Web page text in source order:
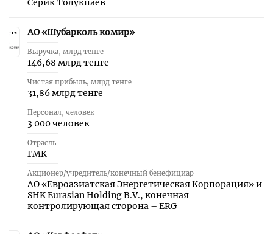
Серик Толукпаев
31 АО «Шубарколь комир»
Выручка, млрд тенге
146,68 млрд тенге
Чистая прибыль, млрд тенге
31,86 млрд тенге
Персонал, человек
3 000 человек
Отрасль
ГМК
Акционер/учредитель/конечный бенефициар
АО «Евроазиатская Энергетическая Корпорация» и
SHK Eurasian Holding B.V., конечная
контролирующая сторона – ERG